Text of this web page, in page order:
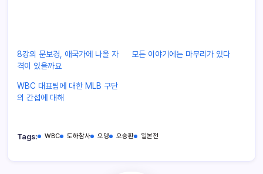
8강의 문보경, 애국가에 나올 자
격이 있을까요
모든 이야기에는 마무리가 있다
WBC 대표팀에 대한 MLB 구단
의 간섭에 대해
Tags: WBC 도하참사 오뎅 오승환 일본전